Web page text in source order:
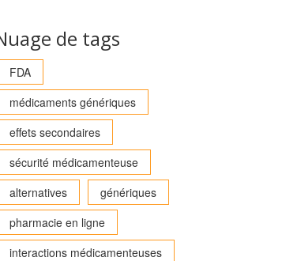
de tags
FDA
médicaments génériques
effets secondaires
sécurité médicamenteuse
alternatives
génériques
pharmacie en ligne
interactions médicamenteuses